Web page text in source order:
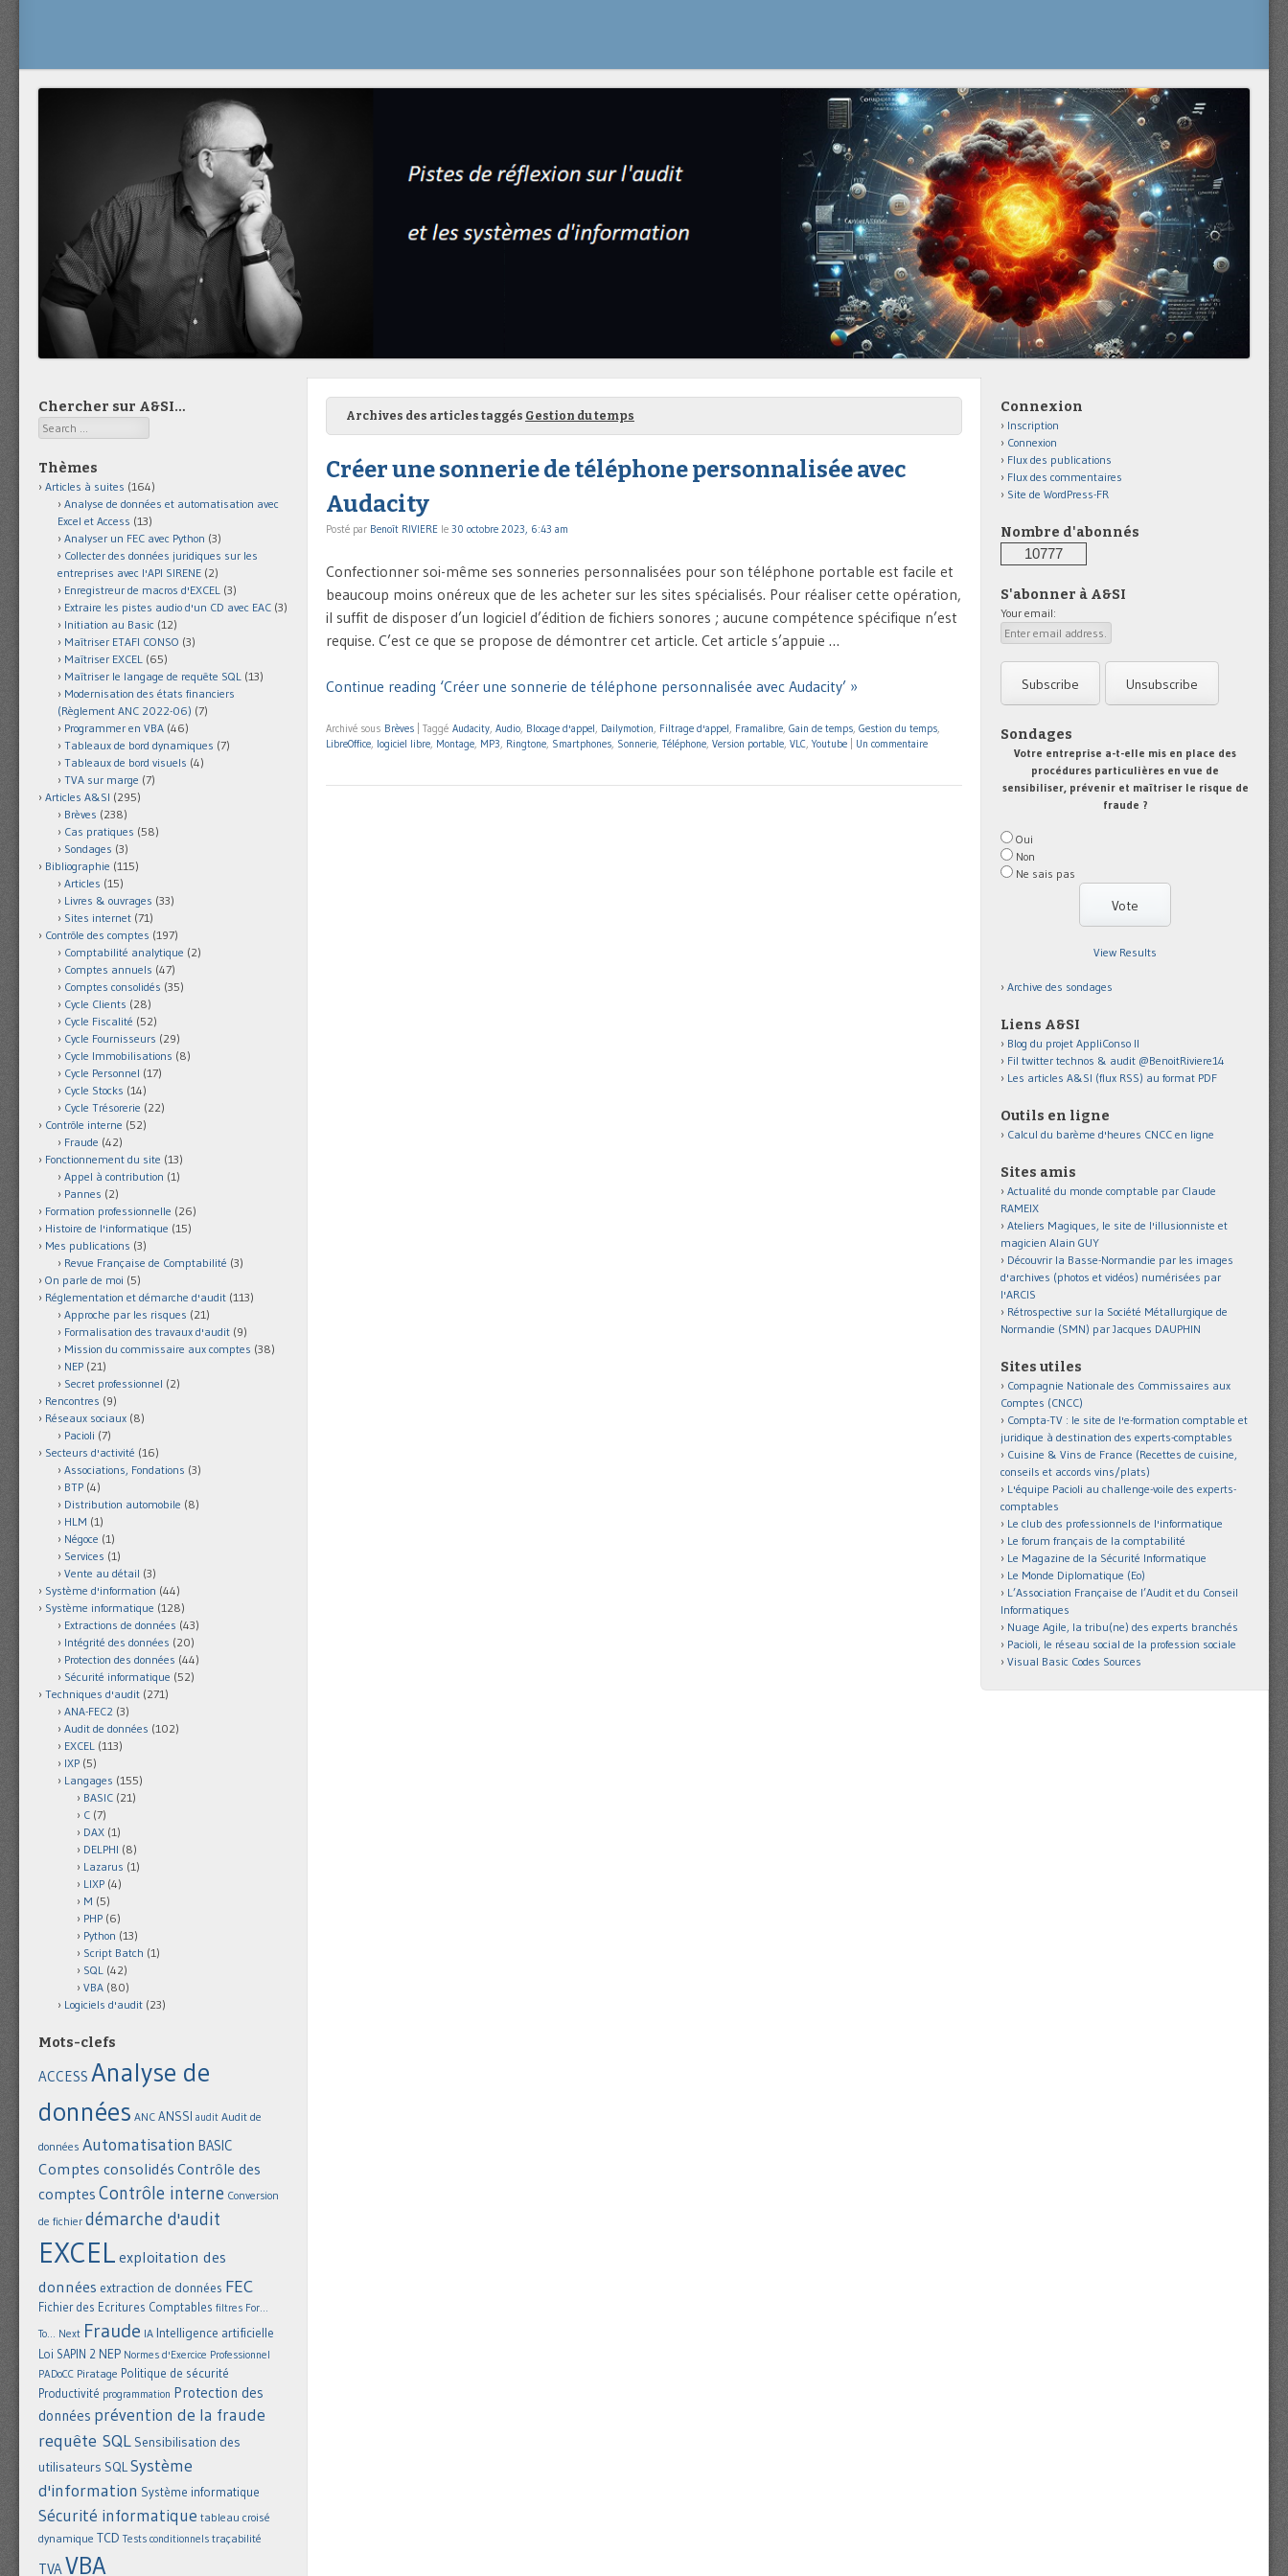
Archives des articles taggés Gestion du temps
Créer une sonnerie de téléphone personnalisée avec
Audacity
Posté par Benoît RIVIERE le 30 octobre 2023, 6:43 am
Confectionner soi-même ses sonneries personnalisées pour son téléphone portable est facile et
beaucoup moins onéreux que de les acheter sur les sites spécialisés. Pour réaliser cette opération,
il suffit de disposer d’un logiciel d’édition de fichiers sonores ; aucune compétence spécifique n’est
requise. C’est ce que se propose de démontrer cet article. Cet article s’appuie …
Continue reading ‘Créer une sonnerie de téléphone personnalisée avec Audacity’ »
Archivé sous Brèves Taggé Audacity, Audio, Blocage d'appel, Dailymotion, Filtrage d'appel, Framalibre, Gain de temps, Gestion du temps,
LibreOffice, logiciel libre, Montage, MP3, Ringtone, Smartphones, Sonnerie, Téléphone, Version portable, VLC,Youtube Un commentaire
Chercher sur A&SI…
Search
Thèmes
Articles à suites (164)
Analyse de données et automatisation avec
Excel et Access (13)
Analyser un FEC avec Python (3)
Collecter des données juridiques sur les
entreprises avec l'API SIRENE (2)
Enregistreur de macros d'EXCEL (3)
Extraire les pistes audio d'un CD avec EAC (3)
Initiation au Basic (12)
Maîtriser ETAFI CONSO (3)
Maîtriser EXCEL (65)
Maîtriser le langage de requête SQL (13)
Modernisation des états financiers
(Règlement ANC 2022-06) (7)
Programmer en VBA (46)
Tableaux de bord dynamiques (7)
Tableaux de bord visuels (4)
TVA sur marge (7)
Articles A&SI (295)
Brèves (238)
Cas pratiques (58)
Sondages (3)
Bibliographie (115)
Articles (15)
Livres & ouvrages (33)
Sites internet (71)
Contrôle des comptes (197)
Comptabilité analytique (2)
Comptes annuels (47)
Comptes consolidés (35)
Cycle Clients (28)
Cycle Fiscalité (52)
Cycle Fournisseurs (29)
Cycle Immobilisations (8)
Cycle Personnel (17)
Cycle Stocks (14)
Cycle Trésorerie (22)
Contrôle interne (52)
Fraude (42)
Fonctionnement du site (13)
Appel à contribution (1)
Pannes (2)
Formation professionnelle (26)
Histoire de l'informatique (15)
Mes publications (3)
Revue Française de Comptabilité (3)
On parle de moi (5)
Réglementation et démarche d'audit (113)
Approche par les risques (21)
Formalisation des travaux d'audit (9)
Mission du commissaire aux comptes (38)
NEP (21)
Secret professionnel (2)
Rencontres (9)
Réseaux sociaux (8)
Pacioli (7)
Secteurs d'activité (16)
Associations, Fondations (3)
BTP (4)
Distribution automobile (8)
HLM (1)
Négoce (1)
Services (1)
Vente au détail (3)
Système d'information (44)
Système informatique (128)
Extractions de données (43)
Intégrité des données (20)
Protection des données (44)
Sécurité informatique (52)
Techniques d'audit (271)
ANA-FEC2 (3)
Audit de données (102)
EXCEL (113)
IXP (5)
Langages (155)
BASIC (21)
C (7)
DAX (1)
DELPHI (8)
Lazarus (1)
LIXP (4)
M (5)
PHP (6)
Python (13)
Script Batch (1)
SQL (42)
VBA (80)
Logiciels d'audit (23)
Mots-clefs
ACCESS Analyse de
données ANC ANSSI audit Audit de
données Automatisation BASIC
Comptes consolidés Contrôle des
comptes Contrôle interne Conversion
de fichier démarche d'audit
EXCEL exploitation des
données extraction de données FEC
Fichier des Ecritures Comptables filtres For...
To... Next Fraude IA Intelligence artificielle
Loi SAPIN 2 NEP Normes d'Exercice Professionnel
PADoCC Piratage Politique de sécurité
Productivité programmation Protection des
données prévention de la fraude
requête SQL Sensibilisation des
utilisateurs SQLSystème
d'information Système informatique
Sécurité informatique tableau croisé
dynamique TCD Tests conditionnels traçabilité
TVAVBA
Connexion
Inscription
Connexion
Flux des publications
Flux des commentaires
Site de WordPress-FR
Nombre d'abonnés
10777
S'abonner à A&SI
Your email:
Sondages
Votre entreprise a-t-elle mis en place des
procédures particulières en vue de
sensibiliser, prévenir et maîtriser le risque de
fraude ?
Oui
Non
Ne sais pas
View Results
Archive des sondages
Liens A&SI
Blog du projet AppliConso II
Fil twitter technos & audit @BenoitRiviere14
Les articles A&SI (flux RSS) au format PDF
Outils en ligne
Calcul du barème d'heures CNCC en ligne
Sites amis
Actualité du monde comptable par Claude
RAMEIX
Ateliers Magiques, le site de l'illusionniste et
magicien Alain GUY
Découvrir la Basse-Normandie par les images
d'archives (photos et vidéos) numérisées par
l'ARCIS
Rétrospective sur la Société Métallurgique de
Normandie (SMN) par Jacques DAUPHIN
Sites utiles
Compagnie Nationale des Commissaires aux
Comptes (CNCC)
Compta-TV : le site de l'e-formation comptable et
juridique à destination des experts-comptables
Cuisine & Vins de France (Recettes de cuisine,
conseils et accords vins/plats)
L'équipe Pacioli au challenge-voile des experts-
comptables
Le club des professionnels de l'informatique
Le forum français de la comptabilité
Le Magazine de la Sécurité Informatique
Le Monde Diplomatique (Eo)
L’Association Française de l’Audit et du Conseil
Informatiques
Nuage Agile, la tribu(ne) des experts branchés
Pacioli, le réseau social de la profession sociale
Visual Basic Codes Sources